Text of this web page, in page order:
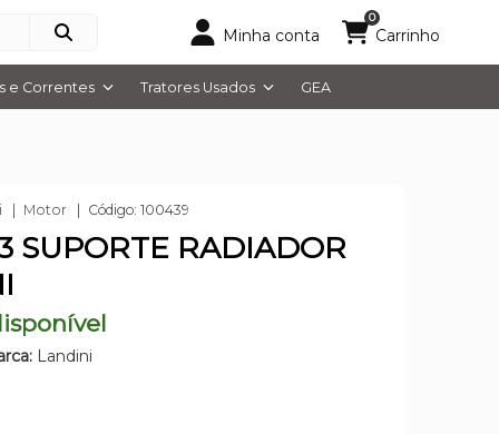
Minha conta
0
Carrinho
e Correntes Tratores Usados GEA
Motor Código: 100439
SUPORTE RADIADOR
Landini